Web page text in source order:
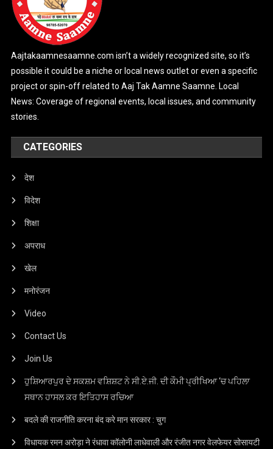
Aajtakaamnesaamne.com isn’t a widely recognized site, so it’s
possible it could be a niche or local news outlet or even a specific
project or spin-off related to Aaj Tak Aamne Saamne. Local
News: Coverage of regional events, local issues, and community
stories.
CATEGORIES
देश
विदेश
शिक्षा
अपराध
खेल
मनोरंजन
Video
Contact Us
Join Us
ਹੁਸ਼ਿਆਰਪੁਰ ਦੇ ਸਕਸ਼ਮ ਵਸ਼ਿਸ਼ਟ ਨੇ ਸੀ.ਏ.ਜੀ. ਦੀ ਕੌਮੀ ਪ੍ਰੀਖਿਆ ‘ਚ ਪਹਿਲਾ
ਸਥਾਨ ਹਾਸਲ ਕਰ ਇਤਿਹਾਸ ਰਚਿਆ
बदले की राजनीति करना बंद करे मान सरकार : चुग
विधायक रमन अरोड़ा ने रंधावा कॉलोनी लाधेवाली और रंजीत नगर वेलफेयर सोसायटी